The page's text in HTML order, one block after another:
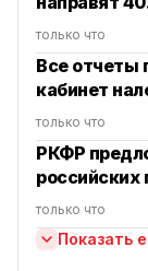
только что
Все отчеты
кабинет
только что
РКФР
российских
только что
Показать